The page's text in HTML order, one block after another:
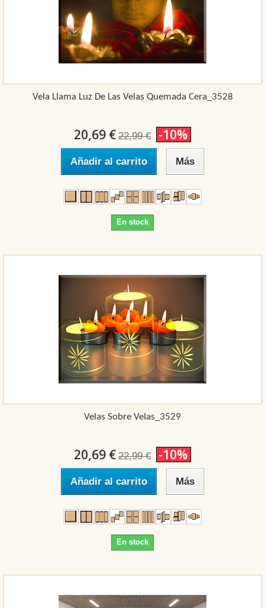
Vela Llama Luz De Las Velas Quemada Cera_3528
20,69 € 22,99 € -10%
Añadir al carrito Más
En stock
Velas Sobre Velas_3529
20,69 € 22,99 € -10%
Añadir al carrito Más
En stock